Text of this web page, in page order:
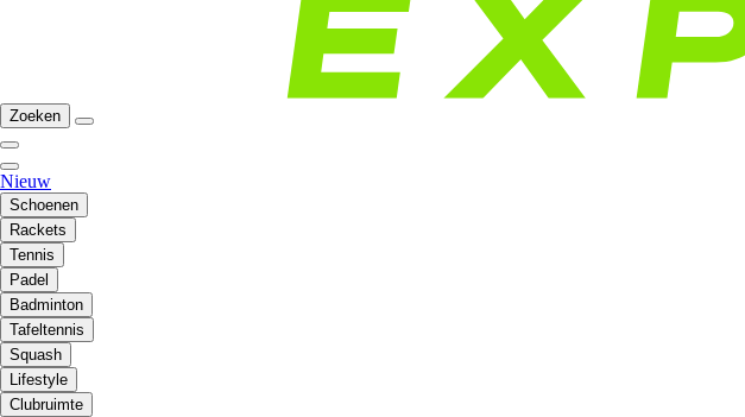
Zoeken
Nieuw
Schoenen
Rackets
Tennis
Padel
Badminton
Tafeltennis
Squash
Lifestyle
Clubruimte